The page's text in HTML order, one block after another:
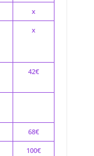
x
x
42€
68€
100€